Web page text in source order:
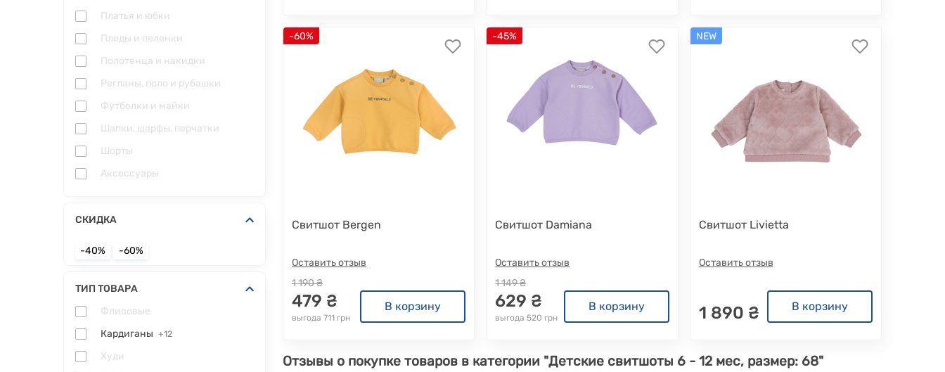
Платья и юбки
Пледы и пеленки
Полотенца и накидки
Регланы, поло и рубашки
Футболки и майки
Шапки, шарфы, перчатки
Шорты
Аксессуары
СКИДКА
-40% -60%
ТИП ТОВАРА
Флисовые
Кардиганы +12
Худи
-60%
Свитшот Bergen
Оставить отзыв
1 190 ₴
479 ₴
выгода 711 грн
В корзину
-45%
Свитшот Damiana
Оставить отзыв
1 149 ₴
629 ₴
выгода 520 грн
В корзину
NEW
Свитшот Livietta
Оставить отзыв
1 890 ₴ В корзину
Отзывы о покупке товаров в категории "Детские свитшоты 6 - 12 мес, размер: 68"